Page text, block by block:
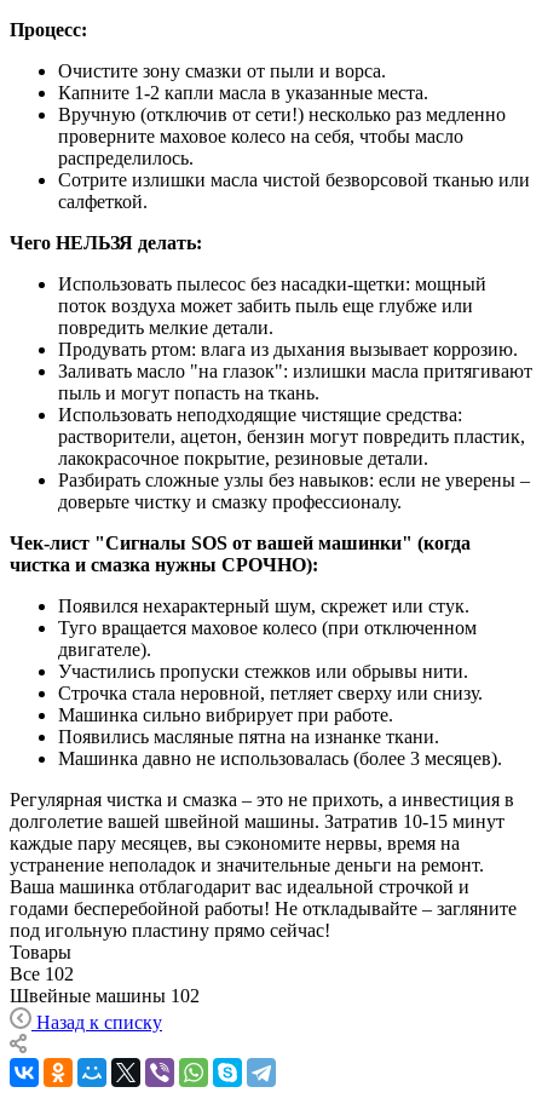
Процесс:
Очистите зону смазки от пыли и ворса.
Капните 1-2 капли масла в указанные места.
Вручную (отключив от сети!) несколько раз медленно
проверните маховое колесо на себя, чтобы масло
распределилось.
Сотрите излишки масла чистой безворсовой тканью или
салфеткой.
Чего НЕЛЬЗЯ делать:
Использовать пылесос без насадки-щетки: мощный
поток воздуха может забить пыль еще глубже или
повредить мелкие детали.
Продувать ртом: влага из дыхания вызывает коррозию.
Заливать масло "на глазок": излишки масла притягивают
пыль и могут попасть на ткань.
Использовать неподходящие чистящие средства:
растворители, ацетон, бензин могут повредить пластик,
лакокрасочное покрытие, резиновые детали.
Разбирать сложные узлы без навыков: если не уверены –
доверьте чистку и смазку профессионалу.
Чек-лист "Сигналы SOS от вашей машинки" (когда
чистка и смазка нужны СРОЧНО):
Появился нехарактерный шум, скрежет или стук.
Туго вращается маховое колесо (при отключенном
двигателе).
Участились пропуски стежков или обрывы нити.
Строчка стала неровной, петляет сверху или снизу.
Машинка сильно вибрирует при работе.
Появились масляные пятна на изнанке ткани.
Машинка давно не использовалась (более 3 месяцев).
Регулярная чистка и смазка – это не прихоть, а инвестиция в
долголетие вашей швейной машины. Затратив 10-15 минут
каждые пару месяцев, вы сэкономите нервы, время на
устранение неполадок и значительные деньги на ремонт.
Ваша машинка отблагодарит вас идеальной строчкой и
годами бесперебойной работы! Не откладывайте – загляните
под игольную пластину прямо сейчас!
Товары
Все 102
Швейные машины 102
Назад к списку